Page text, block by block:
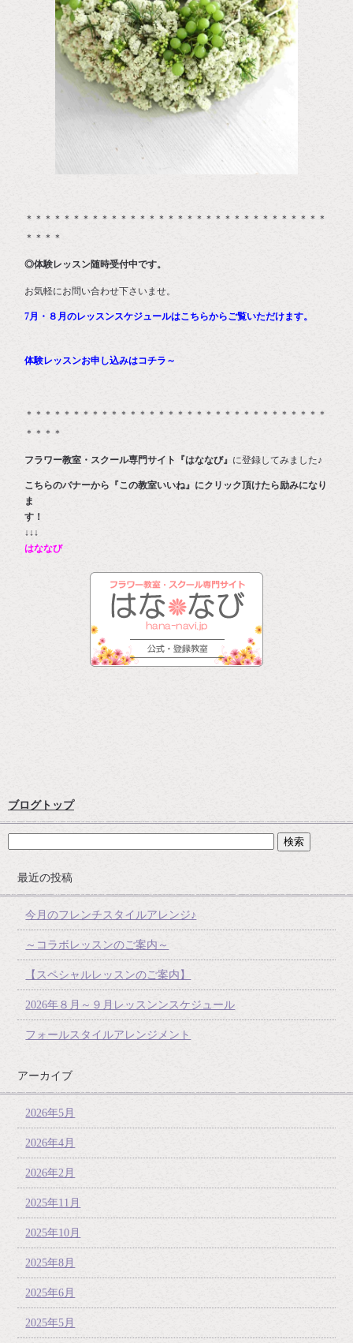
＊＊＊＊＊＊＊＊＊＊＊＊＊＊＊＊＊＊＊＊＊＊＊＊＊＊＊＊＊＊＊＊
＊＊＊＊
◎体験レッスン随時受付中です。
お気軽にお問い合わせ下さいませ。
7月・８月のレッスンスケジュールはこちらからご覧いただけます。
体験レッスンお申し込みはコチラ～
＊＊＊＊＊＊＊＊＊＊＊＊＊＊＊＊＊＊＊＊＊＊＊＊＊＊＊＊＊＊＊＊
＊＊＊＊
フラワー教室・スクール専門サイト『はななび』 に登録してみました♪
こちらのバナーから『この教室いいね』にクリック頂けたら励みになり
ま
す
↓↓↓
はななび
ブログトップ
最近の投稿
今月のフレンチスタイルアレンジ♪
～コラボレッスンのご案内～
【スペシャルレッスンのご案内】
2026年８月～９月レッスンンスケジュール
フォールスタイルアレンジメント
アーカイブ
2026年5月
2026年4月
2026年2月
2025年11月
2025年10月
2025年8月
2025年6月
2025年5月